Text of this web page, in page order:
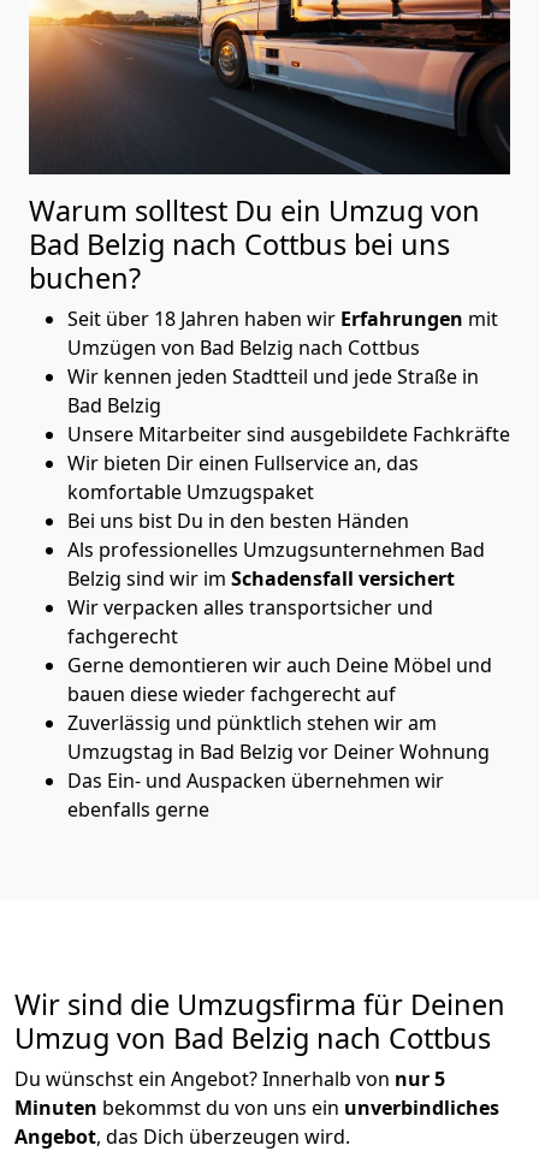
Warum solltest Du ein Umzug von
Bad Belzig nach Cottbus bei uns
buchen?
Seit über 18 Jahren haben wir Erfahrungen mit
Umzügen von Bad Belzig nach Cottbus
Wir kennen jeden Stadtteil und jede Straße in
Bad Belzig
Unsere Mitarbeiter sind ausgebildete Fachkräfte
Wir bieten Dir einen Fullservice an, das
komfortable Umzugspaket
Bei uns bist Du in den besten Händen
Als professionelles Umzugsunternehmen Bad
Belzig sind wir im Schadensfall versichert
Wir verpacken alles transportsicher und
fachgerecht
Gerne demontieren wir auch Deine Möbel und
bauen diese wieder fachgerecht auf
Zuverlässig und pünktlich stehen wir am
Umzugstag in Bad Belzig vor Deiner Wohnung
Das Ein- und Auspacken übernehmen wir
ebenfalls gerne
Wir sind die Umzugsfirma für Deinen
Umzug von Bad Belzig nach Cottbus
Du wünschst ein Angebot? Innerhalb von nur 5
Minuten bekommst du von uns ein unverbindliches
Angebot, das Dich überzeugen wird.